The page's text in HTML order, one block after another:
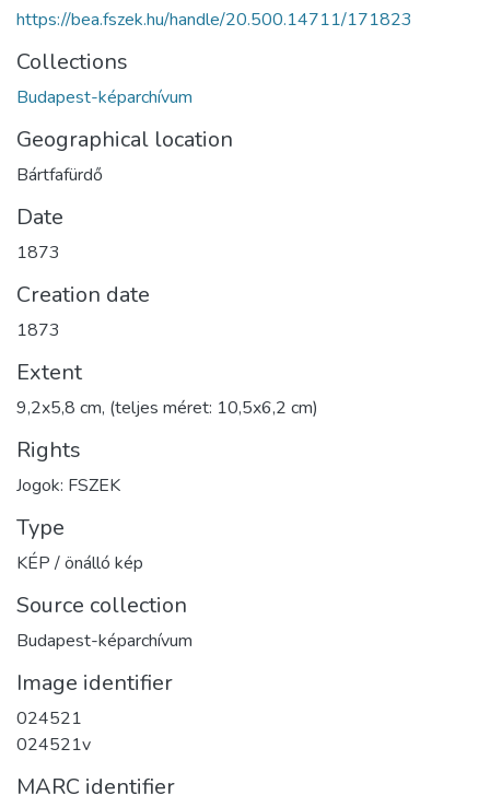
https://bea.fszek.hu/handle/20.500.14711/171823
Collections
Budapest-képarchívum
Geographical location
Bártfafürdő
Date
1873
Creation date
1873
Extent
9,2x5,8 cm, (teljes méret: 10,5x6,2 cm)
Rights
Jogok: FSZEK
Type
KÉP / önálló kép
Source collection
Budapest-képarchívum
Image identifier
024521
024521v
MARC identifier